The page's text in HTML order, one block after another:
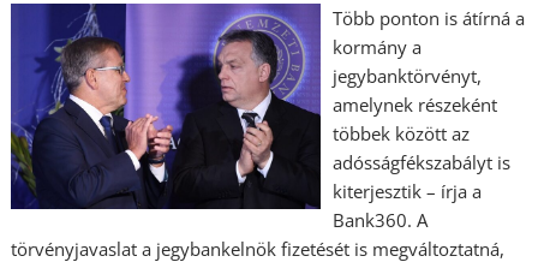
Több ponton is átírná a
kormány a
jegybanktörvényt,
amelynek részeként
többek között az
adósságfékszabályt is
kiterjesztik – írja a
Bank360. A
törvényjavaslat a jegybankelnök fizetését is megváltoztatná,